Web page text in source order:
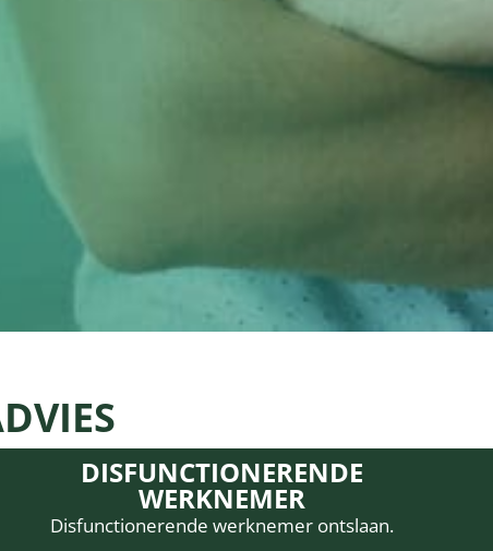
DISFUNCTIONERENDE
WERKNEMER
Disfunctionerende werknemer ontslaan.